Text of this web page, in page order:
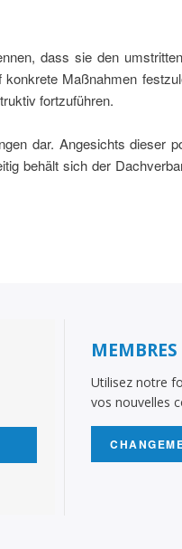
dass sie den
Maßnahmen
fortzuführen.
dar. Angesichts dieser
behält sich der
MEMBRES
Utilisez notre
vos nouvelles